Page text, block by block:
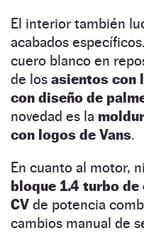
El interior también
acabados
cuero blanco en
de los asientos con
con diseño de
novedad es la
con logos de Vans.
En cuanto al motor,
bloque 1.4 turbo
CV de potencia
cambios manual de